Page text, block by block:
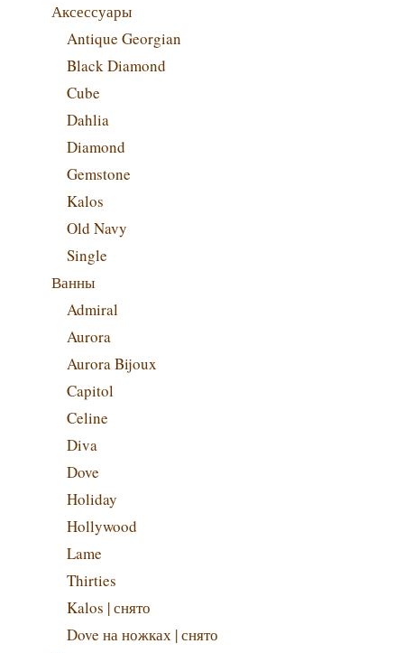
Аксессуары
Antique Georgian
Black Diamond
Cube
Dahlia
Diamond
Gemstone
Kalos
Old Navy
Single
Ванны
Admiral
Aurora
Aurora Bijoux
Capitol
Celine
Diva
Dove
Holiday
Hollywood
Lame
Thirties
Kalos | снято
Dove на ножках | снято